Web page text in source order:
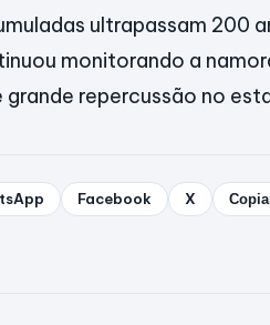
ultrapassam 200
monitorando a
repercussão no
Facebook X